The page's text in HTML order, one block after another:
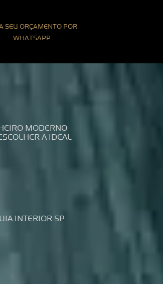
SEU ORÇAMENTO POR
WHATSAPP
MODERNO
A IDEAL
INTERIOR SP